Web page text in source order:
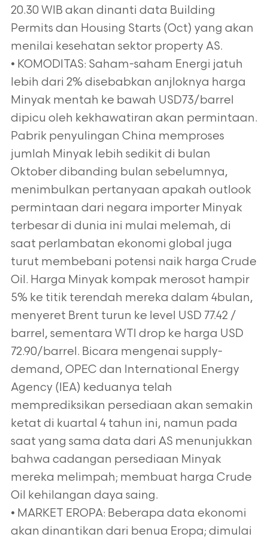
20.30 WIB akan dinanti data Building
Permits dan Housing Starts (Oct) yang akan
menilai kesehatan sektor property AS.
• KOMODITAS: Saham-saham Energi jatuh
lebih dari 2% disebabkan anjloknya harga
Minyak mentah ke bawah USD73/barrel
dipicu oleh kekhawatiran akan permintaan.
Pabrik penyulingan China memproses
jumlah Minyak lebih sedikit di bulan
Oktober dibanding bulan sebelumnya,
menimbulkan pertanyaan apakah outlook
permintaan dari negara importer Minyak
terbesar di dunia ini mulai melemah, di
saat perlambatan ekonomi global juga
turut membebani potensi naik harga Crude
Oil. Harga Minyak kompak merosot hampir
5% ke titik terendah mereka dalam 4bulan,
menyeret Brent turun ke level USD 77.42 /
barrel, sementara WTI drop ke harga USD
72.90/barrel. Bicara mengenai supply-
demand, OPEC dan International Energy
Agency (IEA) keduanya telah
memprediksikan persediaan akan semakin
ketat di kuartal 4 tahun ini, namun pada
saat yang sama data dari AS menunjukkan
bahwa cadangan persediaan Minyak
mereka melimpah; membuat harga Crude
Oil kehilangan daya saing.
• MARKET EROPA: Beberapa data ekonomi
akan dinantikan dari benua Eropa; dimulai